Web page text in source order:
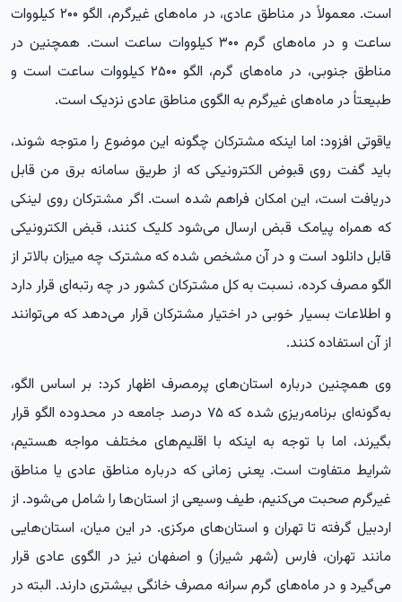
است. معمولاً در مناطق عادی، در ماه‌های غیرگرم، الگو ۲۰۰ کیلووات
ساعت و در ماه‌های گرم ۳۰۰ کیلووات ساعت است. همچنین در
مناطق جنوبی، در ماه‌های گرم، الگو ۲۵۰۰ کیلووات ساعت است و
طبیعتاً در ماه‌های غیرگرم به الگوی مناطق عادی نزدیک است.
یاقوتی افزود: اما اینکه مشترکان چگونه این موضوع را متوجه شوند،
باید گفت روی قبوض الکترونیکی که از طریق سامانه برق من قابل
دریافت است، این امکان فراهم شده است. اگر مشترکان روی لینکی
که همراه پیامک قبض ارسال می‌شود کلیک کنند، قبض الکترونیکی
قابل دانلود است و در آن مشخص شده که مشترک چه میزان بالاتر از
الگو مصرف کرده، نسبت به کل مشترکان کشور در چه رتبه‌ای قرار دارد
و اطلاعات بسیار خوبی در اختیار مشترکان قرار می‌دهد که می‌توانند
از آن استفاده کنند.
وی همچنین درباره استان‌های پرمصرف اظهار کرد: بر اساس الگو،
به‌گونه‌ای برنامه‌ریزی شده که ۷۵ درصد جامعه در محدوده الگو قرار
بگیرند، اما با توجه به اینکه با اقلیم‌های مختلف مواجه هستیم،
شرایط متفاوت است. یعنی زمانی که درباره مناطق عادی یا مناطق
غیرگرم صحبت می‌کنیم، طیف وسیعی از استان‌ها را شامل می‌شود. از
اردبیل گرفته تا تهران و استان‌های مرکزی. در این میان، استان‌هایی
مانند تهران، فارس (شهر شیراز) و اصفهان نیز در الگوی عادی قرار
می‌گیرد و در ماه‌های گرم سرانه مصرف خانگی بیشتری دارند. البته در